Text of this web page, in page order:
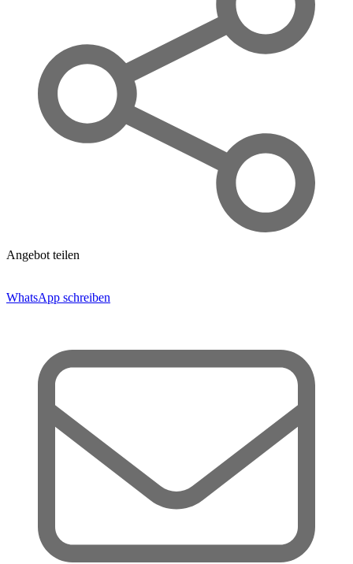
Angebot teilen
WhatsApp schreiben